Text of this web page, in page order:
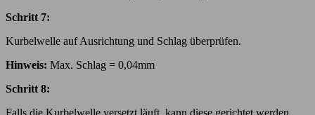
Schritt 7:
Kurbelwelle auf Ausrichtung und Schlag überprüfen.
Hinweis: Max. Schlag = 0,04mm
Schritt 8:
Falls die Kurbelwelle versetzt läuft, kann diese gerichtet werden.